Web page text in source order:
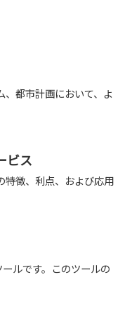
都市計画において、よ
ビス
特徴、利点、および応用
ルです。このツールの